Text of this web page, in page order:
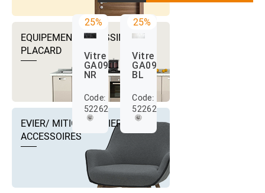
EQUIPEMENTS DRESSING ET
PLACARD
EVIER/ MITIGEUR EVIER ET
ACCESSOIRES
25%
Vitre
GA09
NR
Code:
522627020
25%
Vitre
GA09
BL
Code:
522627021